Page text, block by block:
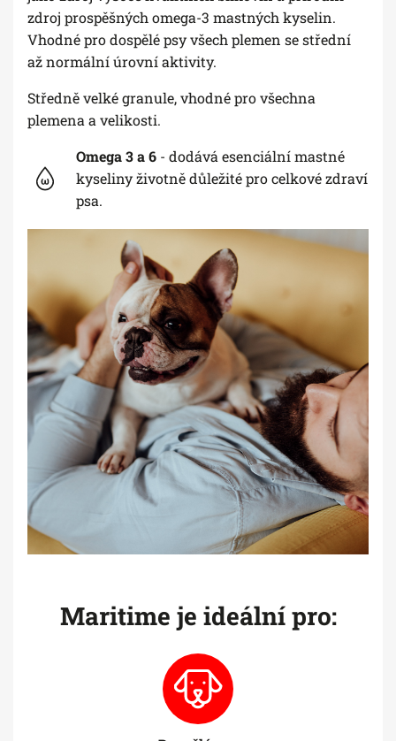
zdroj prospěšných omega-3 mastných kyselin.
Vhodné pro dospělé psy všech plemen se střední
až normální úrovní aktivity.
Středně velké granule, vhodné pro všechna
plemena a velikosti.
Omega 3 a 6 - dodává esenciální mastné
kyseliny životně důležité pro celkové zdraví
psa.
Maritime je ideální pro: